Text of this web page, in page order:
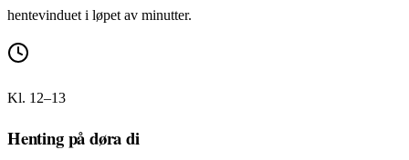
hentevinduet i løpet av minutter.
Kl. 12–13
Henting på døra di